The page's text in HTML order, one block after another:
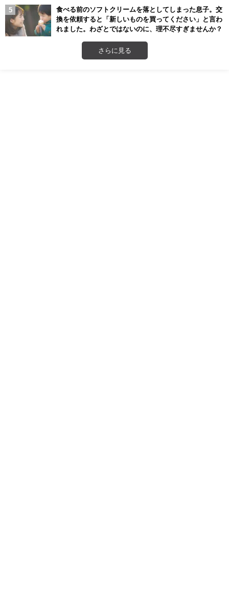
食べる前のソフトクリームを落としてしまった息子。交
換を依頼すると「新しいものを買ってください」と言わ
れました。わざとではないのに、理不尽すぎませんか？
さらに見る